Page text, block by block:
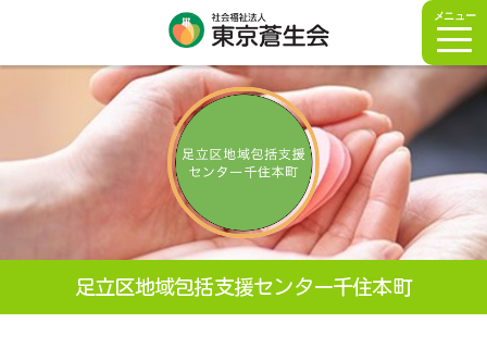
メニュー
足立区地域包括支援センター千住本町